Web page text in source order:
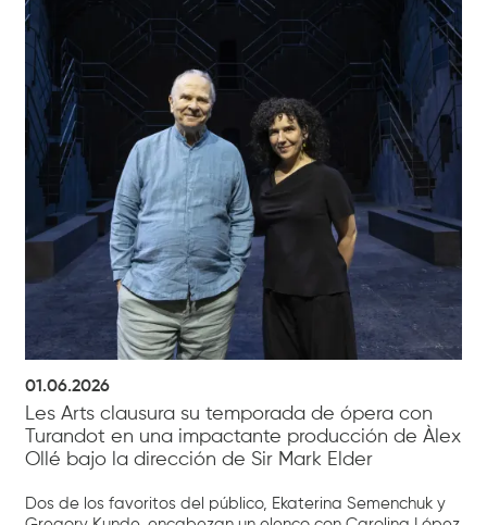
01.06.2026
Les Arts clausura su temporada de ópera con
Turandot en una impactante producción de Àlex
Ollé bajo la dirección de Sir Mark Elder
Dos de los favoritos del público, Ekaterina Semenchuk y